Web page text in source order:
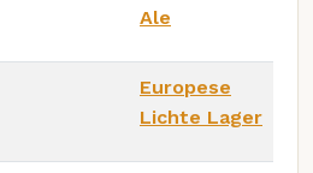
Ale
Europese
Lichte Lager